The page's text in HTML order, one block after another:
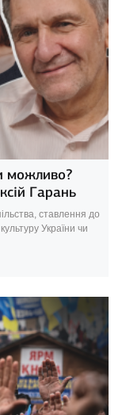
можливо?
Гарань
ставлення до
України чи